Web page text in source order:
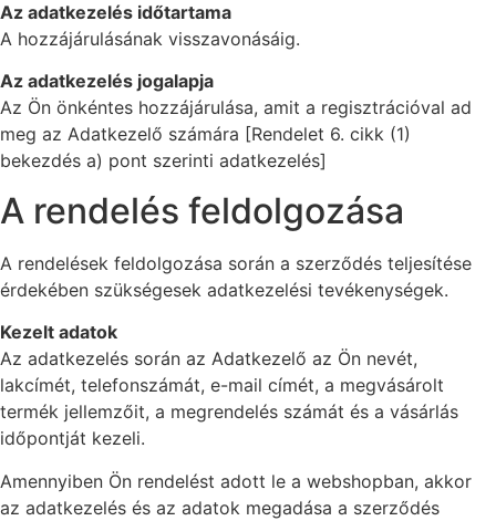
Az adatkezelés időtartama
A hozzájárulásának visszavonásáig.
Az adatkezelés jogalapja
Az Ön önkéntes hozzájárulása, amit a regisztrációval ad
meg az Adatkezelő számára [Rendelet 6. cikk (1)
bekezdés a) pont szerinti adatkezelés]
A rendelés feldolgozása
A rendelések feldolgozása során a szerződés teljesítése
érdekében szükségesek adatkezelési tevékenységek.
Kezelt adatok
Az adatkezelés során az Adatkezelő az Ön nevét,
lakcímét, telefonszámát, e-mail címét, a megvásárolt
termék jellemzőit, a megrendelés számát és a vásárlás
időpontját kezeli.
Amennyiben Ön rendelést adott le a webshopban, akkor
az adatkezelés és az adatok megadása a szerződés